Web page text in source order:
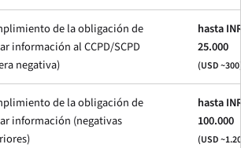
de la obligación de
información al CCPD/SCPD
negativa)
hasta
25.000
(USD
de la obligación de
información (negativas
hasta
100.000
(USD